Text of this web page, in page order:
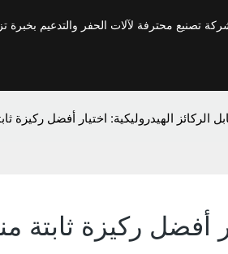
الركائز الهيدروليكية: اختيار أفضل ركيزة
أفضل ركيزة ثابتة